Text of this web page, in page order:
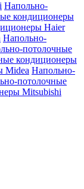
Напольно-
кондиционеры
Haier
Напольно-
потолочные
кондиционеры
Midea Напольно-
потолочные
Mitsubishi